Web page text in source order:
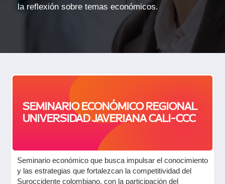
la reflexión sobre temas económicos.
SEMINARIO ECONÓMICO REGIONAL
UNIVERSIDAD JAVERIANA CALI-CCC
Seminario económico que busca impulsar el conocimiento
y las estrategias que fortalezcan la competitividad del
Suroccidente colombiano, con la participación del